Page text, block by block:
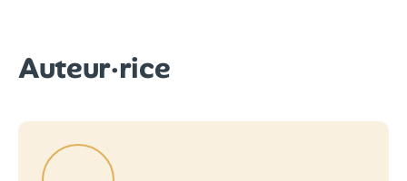
Auteur·rice